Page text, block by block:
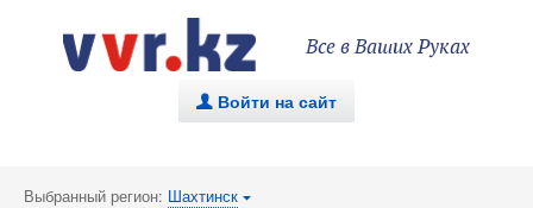
Все в Ваших Руках
. Войти на сайт
Выбранный регион: Шахтинск {